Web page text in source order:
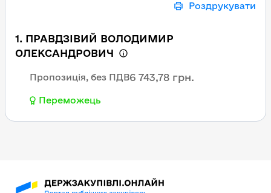
Роздрукувати
1. ПРАВДЗІВИЙ ВОЛОДИМИР
ОЛЕКСАНДРОВИЧ
Пропозиція, без ПДВ6 743,78 грн.
Переможець